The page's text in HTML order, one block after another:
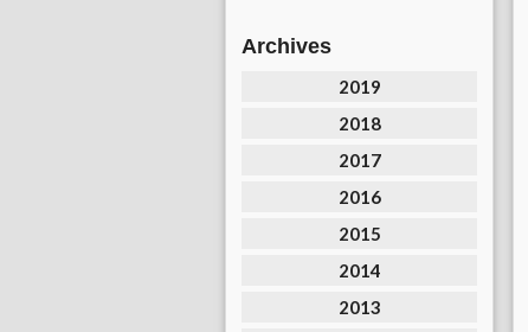
Archives
2019
2018
2017
2016
2015
2014
2013